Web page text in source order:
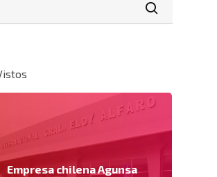
Empresa chilena Agunsa